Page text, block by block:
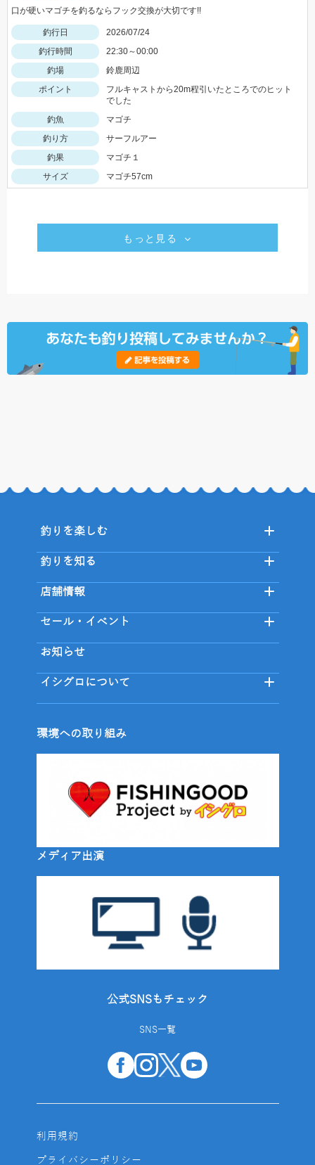
口が硬いマゴチを釣るならフック交換が大切です!!
釣行日
2026/07/24
釣行時間
22:30～00:00
釣場
鈴鹿周辺
ポイント
フルキャストから20m程引いたところでのヒット
でした
釣魚
マゴチ
釣り方
サーフルアー
釣果
マゴチ１
サイズ
マゴチ57cm
もっと見る
釣りを楽しむ
釣りを知る
店舗情報
セール・イベント
お知らせ
イシグロについて
環境への取り組み
メディア出演
公式SNSもチェック
SNS一覧
利用規約
プライバシーポリシー